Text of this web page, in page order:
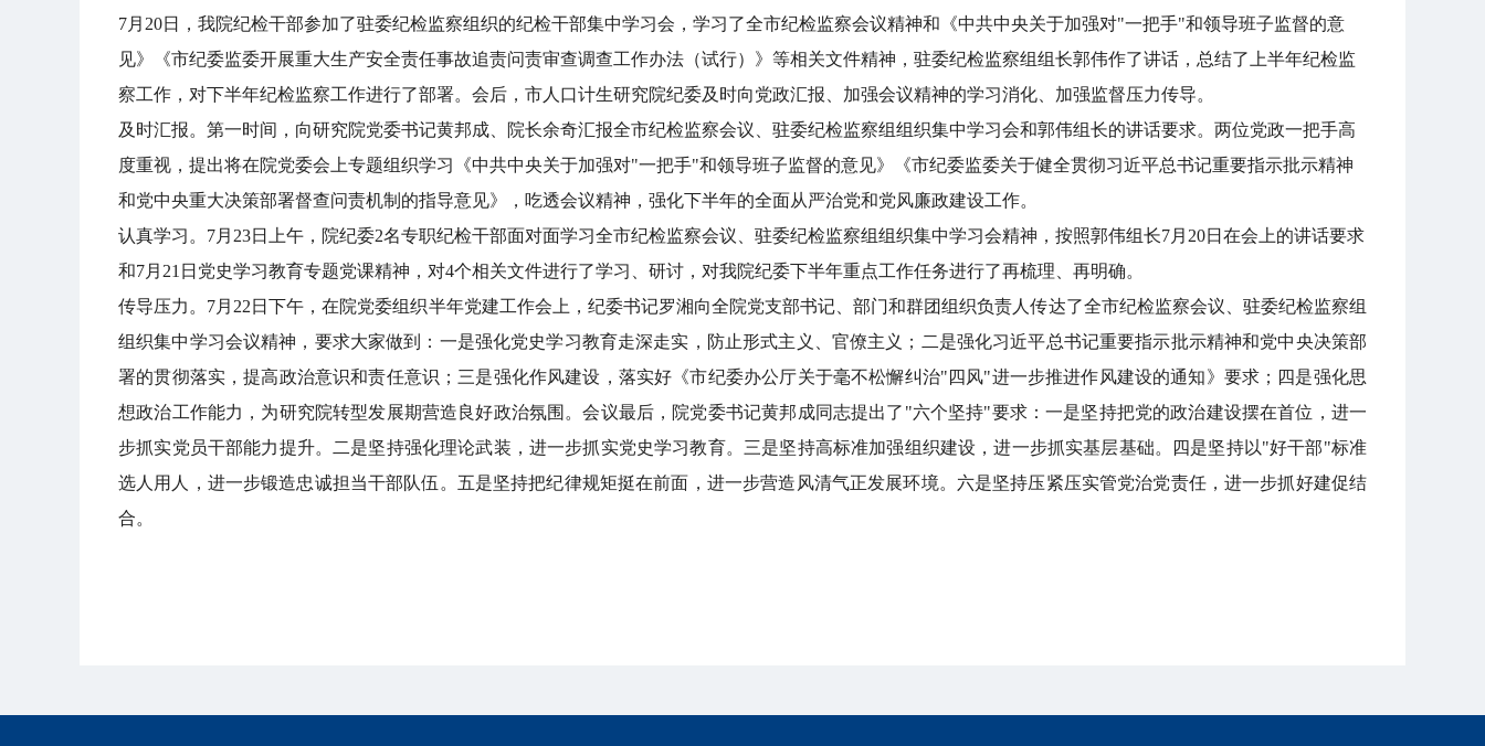
7月20日，我院纪检干部参加了驻委纪检监察组织的纪检干部集中学习会，学习了全市纪检监察会议精神和《中共中央关于加强对"一把手"和领导班子监督的意
见》《市纪委监委开展重大生产安全责任事故追责问责审查调查工作办法（试行）》等相关文件精神，驻委纪检监察组组长郭伟作了讲话，总结了上半年纪检监
察工作，对下半年纪检监察工作进行了部署。会后，市人口计生研究院纪委及时向党政汇报、加强会议精神的学习消化、加强监督压力传导。
及时汇报。第一时间，向研究院党委书记黄邦成、院长余奇汇报全市纪检监察会议、驻委纪检监察组组织集中学习会和郭伟组长的讲话要求。两位党政一把手高
度重视，提出将在院党委会上专题组织学习《中共中央关于加强对"一把手"和领导班子监督的意见》《市纪委监委关于健全贯彻习近平总书记重要指示批示精神
和党中央重大决策部署督查问责机制的指导意见》，吃透会议精神，强化下半年的全面从严治党和党风廉政建设工作。
认真学习。7月23日上午，院纪委2名专职纪检干部面对面学习全市纪检监察会议、驻委纪检监察组组织集中学习会精神，按照郭伟组长7月20日在会上的讲话要求
和7月21日党史学习教育专题党课精神，对4个相关文件进行了学习、研讨，对我院纪委下半年重点工作任务进行了再梳理、再明确。
传导压力。7月22日下午，在院党委组织半年党建工作会上，纪委书记罗湘向全院党支部书记、部门和群团组织负责人传达了全市纪检监察会议、驻委纪检监察组
组织集中学习会议精神，要求大家做到：一是强化党史学习教育走深走实，防止形式主义、官僚主义；二是强化习近平总书记重要指示批示精神和党中央决策部
署的贯彻落实，提高政治意识和责任意识；三是强化作风建设，落实好《市纪委办公厅关于毫不松懈纠治"四风"进一步推进作风建设的通知》要求；四是强化思
想政治工作能力，为研究院转型发展期营造良好政治氛围。会议最后，院党委书记黄邦成同志提出了"六个坚持"要求：一是坚持把党的政治建设摆在首位，进一
步抓实党员干部能力提升。二是坚持强化理论武装，进一步抓实党史学习教育。三是坚持高标准加强组织建设，进一步抓实基层基础。四是坚持以"好干部"标准
选人用人，进一步锻造忠诚担当干部队伍。五是坚持把纪律规矩挺在前面，进一步营造风清气正发展环境。六是坚持压紧压实管党治党责任，进一步抓好建促结
合。